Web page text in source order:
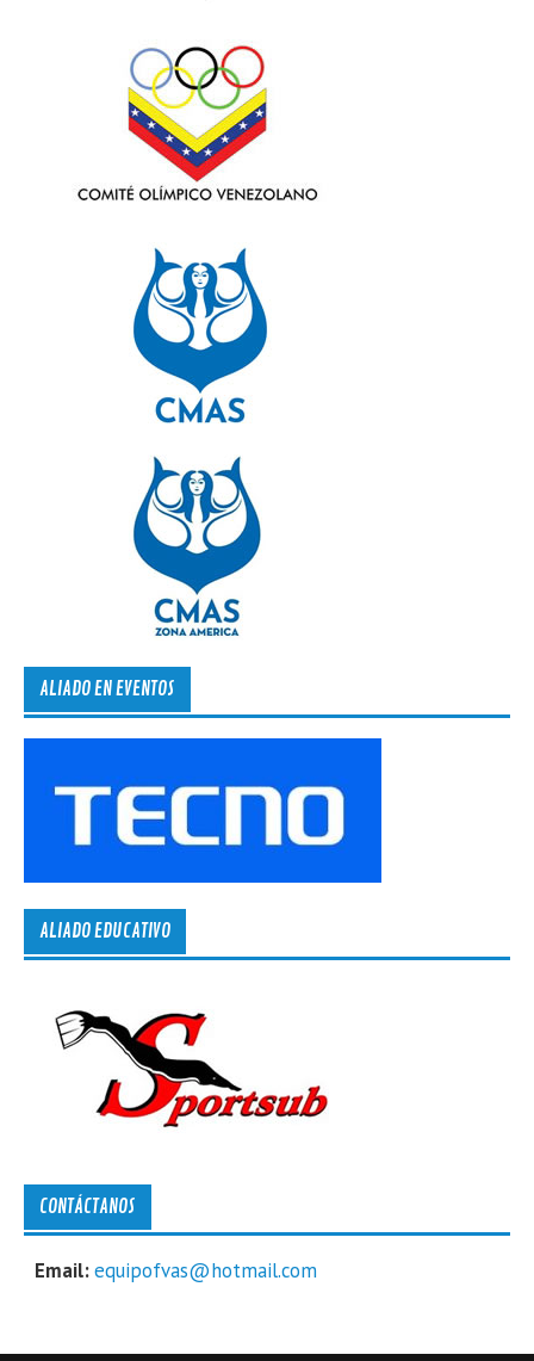
ALIADO EN EVENTOS
ALIADO EDUCATIVO
CONTÁCTANOS
Email:equipofvas@hotmail.com